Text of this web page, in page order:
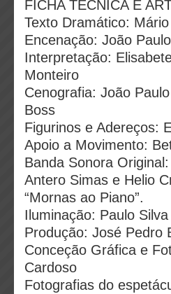
FICHA TÉCNICA E
Texto Dramático:
Encenação: João
Interpretação:
Monteiro
Cenografia: João
Boss
Figurinos e Adereços:
Apoio a Movimento:
Banda Sonora
Antero Simas e Helio
“Mornas ao Piano”.
Iluminação: Paulo Silva
Produção: José Pedro
Conceção Gráfica e
Cardoso
Fotografias do